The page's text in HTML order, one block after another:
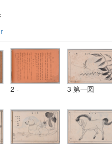
2 - 3 第一図